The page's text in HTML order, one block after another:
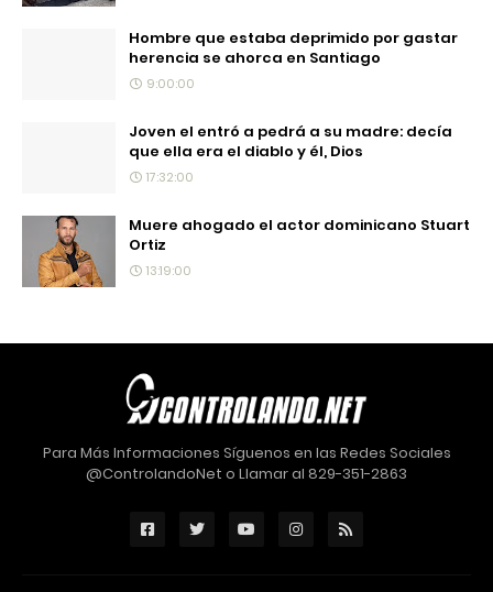
Hombre que estaba deprimido por gastar
herencia se ahorca en Santiago
9:00:00
Joven el entró a pedrá a su madre: decía
que ella era el diablo y él, Dios
17:32:00
Muere ahogado el actor dominicano Stuart
Ortiz
13:19:00
Para Más Informaciones Síguenos en las Redes Sociales
@ControlandoNet o Llamar al 829-351-2863